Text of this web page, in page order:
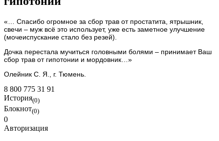
«… Спасибо огромное за сбор трав от простатита, ятрышник,
свечи – муж всё это использует, уже есть заметное улучшение
(мочеиспускание стало без резей).
Дочка перестала мучиться головными болями – принимает Ваш
сбор трав от гипотонии и мордовник…»
Олейник С. Я., г. Тюмень.
8 800 775 31 91
История(0)
Блокнот(0)
0
Авторизация